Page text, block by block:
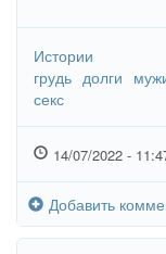
Истории
грудь долги
секс
14/07/2022 -
Добавить